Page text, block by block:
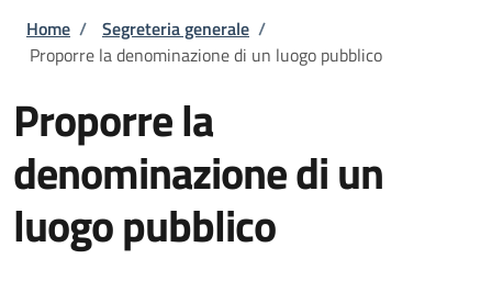
Briciole di pane
Home / Segreteria generale /
Proporre la denominazione di un luogo pubblico
Proporre la
denominazione di un
luogo pubblico